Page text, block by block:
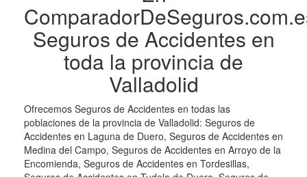
Seguros de Accidentes en
toda la provincia de
Valladolid
Ofrecemos Seguros de Accidentes en todas las
poblaciones de la provincia de Valladolid: Seguros de
Accidentes en Laguna de Duero, Seguros de Accidentes en
Medina del Campo, Seguros de Accidentes en Arroyo de la
Encomienda, Seguros de Accidentes en Tordesillas,